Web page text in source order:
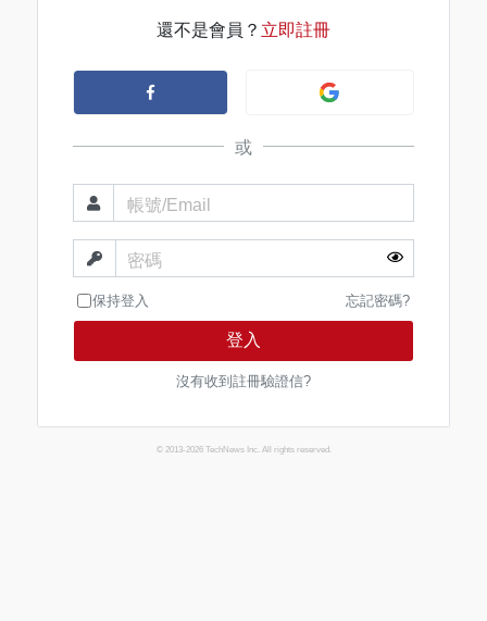
還不是會員？ 立即註冊
或
帳號/Email
密碼
保持登入 忘記密碼?
登入
沒有收到註冊驗證信?
© 2013-2026 TechNews Inc. All rights reserved.